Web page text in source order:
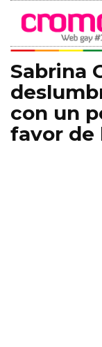
Sabrina
con un
favor de